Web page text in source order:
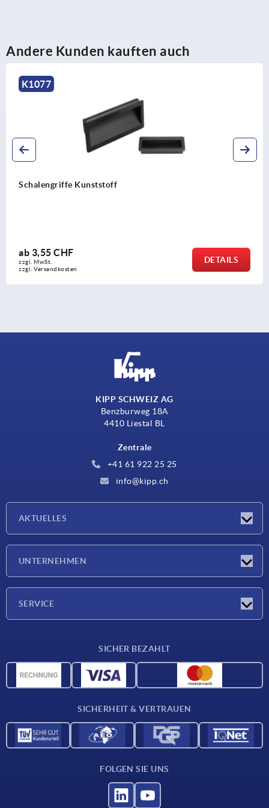
Andere Kunden kauften auch
K1077
Kunststoff
3,55 CHF
MwSt.
Versandkosten
DETAILS
KIPP SCHWEIZ AG
Benzburweg 18A
4410 Liestal BL
Zentrale
+41 61 922 25 25
info@kipp.ch
AKTUELLES
UNTERNEHMEN
SERVICE
CAD-Daten
SICHER BEZAHLT
SICHERHEIT & VERTRAUEN
FOLGEN SIE UNS